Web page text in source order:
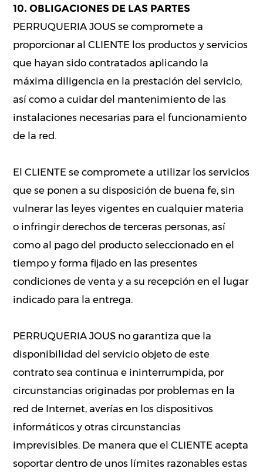
10. OBLIGACIONES DE LAS PARTES
PERRUQUERIA JOUS se compromete a
proporcionar al CLIENTE los productos y servicios
que hayan sido contratados aplicando la
máxima diligencia en la prestación del servicio,
así como a cuidar del mantenimiento de las
instalaciones necesarias para el funcionamiento
de la red.
El CLIENTE se compromete a utilizar los servicios
que se ponen a su disposición de buena fe, sin
vulnerar las leyes vigentes en cualquier materia
o infringir derechos de terceras personas, así
como al pago del producto seleccionado en el
tiempo y forma fijado en las presentes
condiciones de venta y a su recepción en el lugar
indicado para la entrega.
PERRUQUERIA JOUS no garantiza que la
disponibilidad del servicio objeto de este
contrato sea continua e ininterrumpida, por
circunstancias originadas por problemas en la
red de Internet, averías en los dispositivos
informáticos y otras circunstancias
imprevisibles. De manera que el CLIENTE acepta
soportar dentro de unos límites razonables estas